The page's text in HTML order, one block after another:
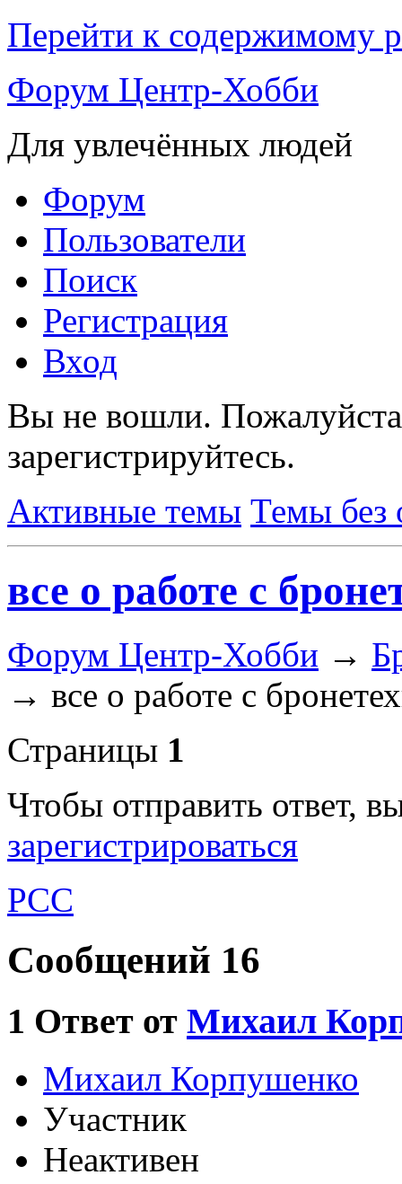
Перейти к содержимому
Форум Центр-Хобби
Для увлечённых людей
Форум
Пользователи
Поиск
Регистрация
Вход
Вы не вошли.
зарегистрируйтесь.
Активные темы Темы без
все о работе с
Форум Центр-Хобби →
→ все о работе с
Страницы 1
Чтобы отправить ответ,
зарегистрироваться
РСС
Сообщений 16
1 Ответ от Михаил
Михаил Корпушенко
Участник
Неактивен